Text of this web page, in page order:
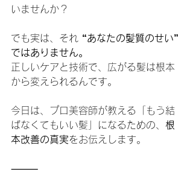
いませんか？
でも実は、それ “あなたの髪質のせい”
ではありません。
正しいケアと技術で、広がる髪は根本
から変えられるんです。
今日は、プロ美容師が教える「もう結
ばなくてもいい髪」になるための、 根
本改善の真実をお伝えします。
⸻